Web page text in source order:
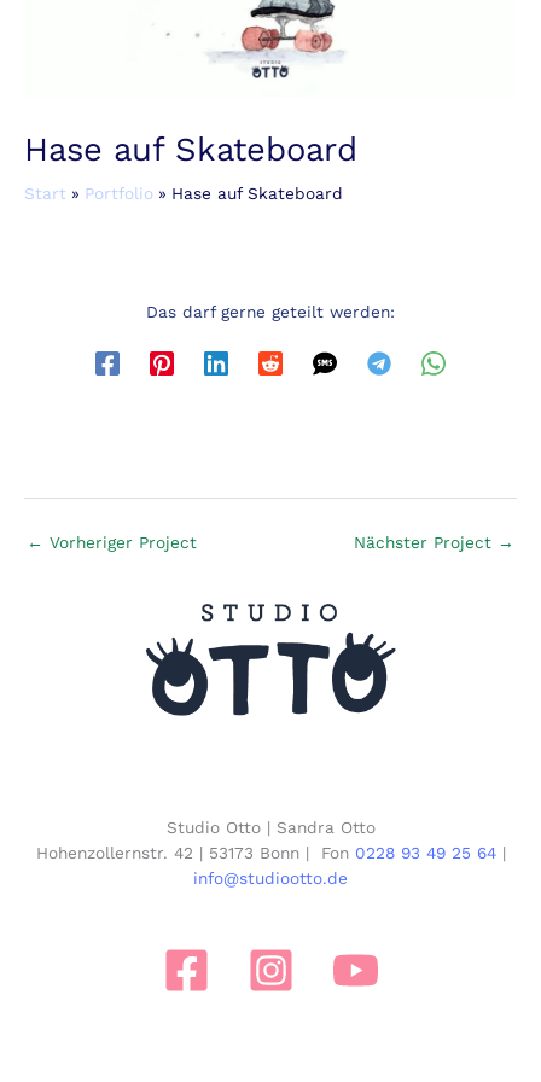
Hase auf Skateboard
Start Portfolio Hase auf Skateboard
Das darf gerne geteilt werden:
← Vorheriger Project Nächster Project →
Studio Otto | Sandra Otto
Hohenzollernstr. 42 | 53173 Bonn | Fon 0228 93 49 25 64|
info@studiootto.de